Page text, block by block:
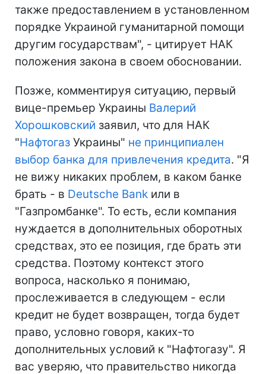
также предоставлением в установленном
порядке Украиной гуманитарной помощи
другим государствам", - цитирует НАК
положения закона в своем обосновании.
Позже, комментируя ситуацию, первый
вице-премьер Украины Валерий
Хорошковский заявил, что для НАК
"Нафтогаз Украины" не принципиален
выбор банка для привлечения кредита. "Я
не вижу никаких проблем, в каком банке
брать - в Deutsche Bank или в
"Газпромбанке". То есть, если компания
нуждается в дополнительных оборотных
средствах, это ее позиция, где брать эти
средства. Поэтому контекст этого
вопроса, насколько я понимаю,
прослеживается в следующем - если
кредит не будет возвращен, тогда будет
право, условно говоря, каких-то
дополнительных условий к "Нафтогазу". Я
вас уверяю, что правительство никогда